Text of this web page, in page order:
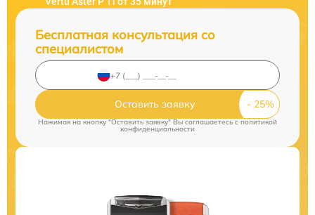
Бесплатная консультация со
специалистом
Оставить заявку
Нажимая на кнопку "Оставить заявку" Вы соглашаетесь cполитикой
конфиденциальности